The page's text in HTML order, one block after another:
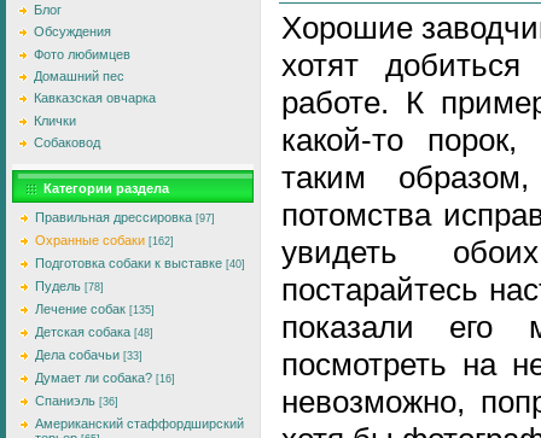
Блог
Обсуждения
Фото любимцев
Домашний пес
Кавказская овчарка
Клички
Собаковод
Категории раздела
Правильная дрессировка [97]
Охранные собаки [162]
Подготовка собаки к выставке [40]
Пудель [78]
Лечение собак [135]
Детская собака [48]
Дела собачьи [33]
Думает ли собака? [16]
Спаниэль [36]
Американский стаффордширский
Хорошие
хотят
работе. К
какой-то
таким
потомства
увидеть
постарайтесь
показали его
посмотреть на
невозможно,